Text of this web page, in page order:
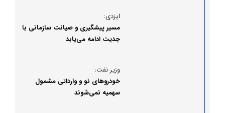
ایزدی:
مسیر پیشگیری و صیانت سازمانی با
جدیت ادامه می‌یابد
وزیر نفت:
خودروهای نو و وارداتی مشمول
سهمیه نمی‌شوند